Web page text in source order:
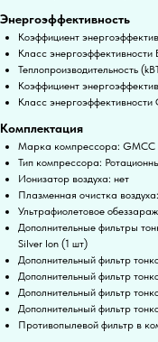
Энергоэффективность
Коэффициент
Класс энергоэффективности
Теплопроизводительность
Коэффициент
Класс
Комплектация
Марка компрессора: GMCC
Тип компрессора:
Ионизатор воздуха: нет
Плазменная очистка
Ультрафиолетовое
Дополнительные фильтры
Silver Ion (1 шт)
Дополнительный фильтр
Дополнительный фильтр
Дополнительный фильтр
Дополнительный фильтр
Противопылевой фильтр в